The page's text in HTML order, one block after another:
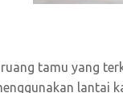
tamu yang
lantai